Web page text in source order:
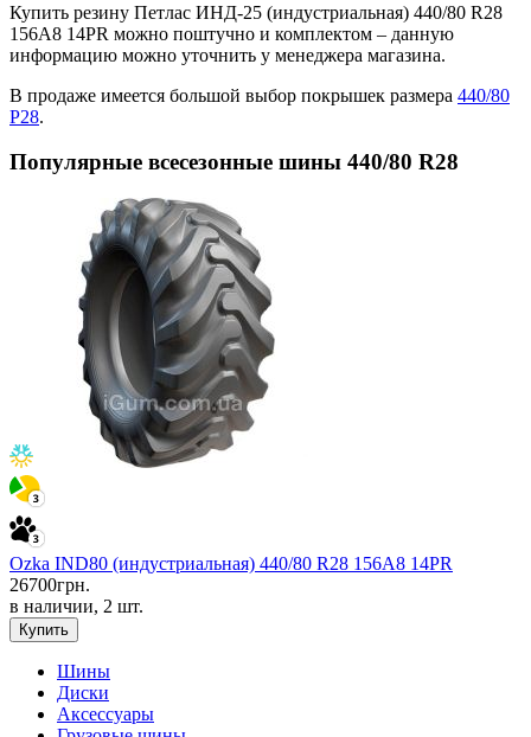
Купить резину Петлас ИНД-25 (индустриальная) 440/80 R28
156A8 14PR можно поштучно и комплектом – данную
информацию можно уточнить у менеджера магазина.
В продаже имеется большой выбор покрышек размера 440/80
Р28.
Популярные всесезонные шины 440/80 R28
Ozka IND80 (индустриальная) 440/80 R28 156A8 14PR
26700грн.
в наличии, 2 шт.
Купить
Шины
Диски
Аксессуары